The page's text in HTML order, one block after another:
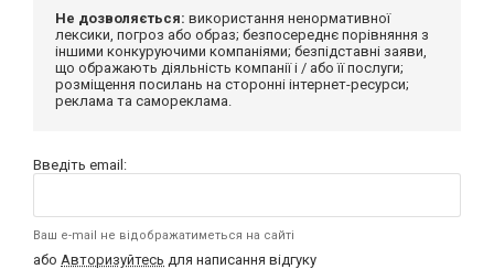
Не дозволяється: використання ненормативної
лексики, погроз або образ; безпосереднє порівняння з
іншими конкуруючими компаніями; безпідставні заяви,
що ображають діяльність компанії і / або її послуги;
розміщення посилань на сторонні інтернет-ресурси;
реклама та самореклама.
Введіть email:
Ваш e-mail не відображатиметься на сайті
або Авторизуйтесь для написання відгуку